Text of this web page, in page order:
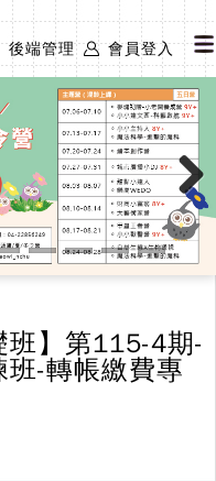
後端管理 會員登入
Next
班】第115-4期-
-轉帳繳費專